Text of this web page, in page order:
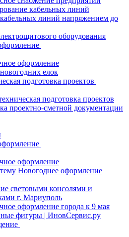
кабельных линий
линий напряжением до
оборудования
оформление
елок
подготовка проектов
подготовка проектов
проектно-сметной документации
оформление
Новогоднее оформление
световыми консолями и
г. Мариуполь
оформление города к 9 мая
фигуры | ИновСервис.ру